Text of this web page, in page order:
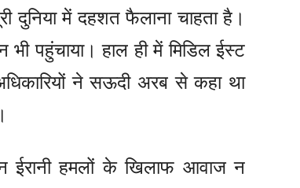
दुनिया में दहशत फैलाना चाहता है।
पहुंचाया। हाल ही में मिडिल ईस्ट
ने सऊदी अरब से कहा था
ईरानी हमलों के खिलाफ आवाज न